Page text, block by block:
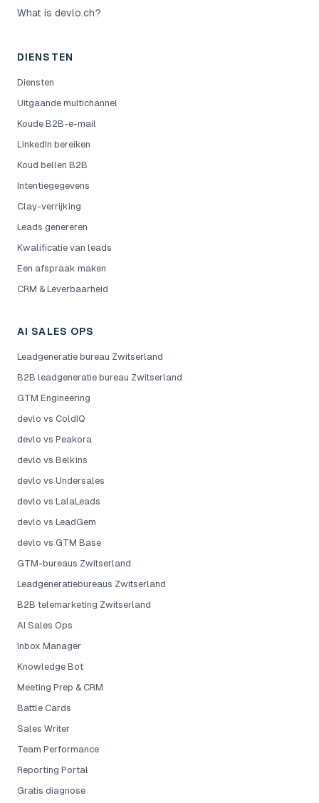
What is devlo.ch?
DIENSTEN
Diensten
Uitgaande multichannel
Koude B2B-e-mail
LinkedIn bereiken
Koud bellen B2B
Intentiegegevens
Clay-verrijking
Leads genereren
Kwalificatie van leads
Een afspraak maken
CRM & Leverbaarheid
AI SALES OPS
Leadgeneratie bureau Zwitserland
B2B leadgeneratie bureau Zwitserland
GTM Engineering
devlo vs ColdIQ
devlo vs Peakora
devlo vs Belkins
devlo vs Undersales
devlo vs LalaLeads
devlo vs LeadGem
devlo vs GTM Base
GTM-bureaus Zwitserland
Leadgeneratiebureaus Zwitserland
B2B telemarketing Zwitserland
AI Sales Ops
Inbox Manager
Knowledge Bot
Meeting Prep & CRM
Battle Cards
Sales Writer
Team Performance
Reporting Portal
Gratis diagnose